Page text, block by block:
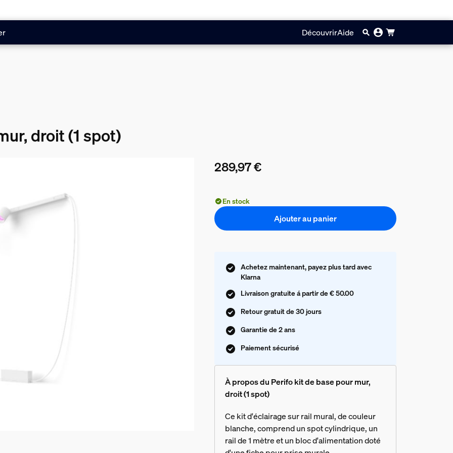
DécouvrirAide
droit (1 spot)
289,97 €
En stock
Ajouter au panier
Achetez maintenant, payez plus tard avec
Klarna
Livraison gratuite á partir de € 50.00
Retour gratuit de 30 jours
Garantie de 2 ans
Paiement sécurisé
À propos du Perifo kit de base pour mur,
droit (1 spot)
Ce kit d'éclairage sur rail mural, de couleur
blanche, comprend un spot cylindrique, un
rail de 1 mètre et un bloc d'alimentation doté